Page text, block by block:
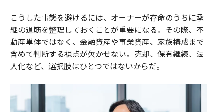
こうした事態を避けるには、オーナーが存命のうちに承
継の道筋を整理しておくことが重要になる。その際、不
動産単体ではなく、金融資産や事業資産、家族構成まで
含めて判断する視点が欠かせない。売却、保有継続、法
人化など、選択肢はひとつではないからだ。